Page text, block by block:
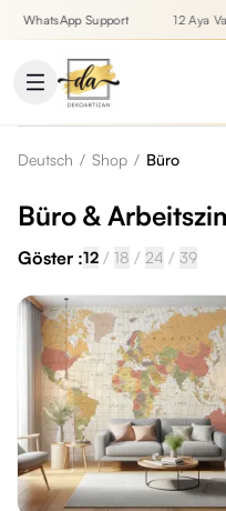
WhatsApp Support 12 Aya
Deutsch / Shop / Büro
Büro &
Göster :12 / 18 / 24 / 39